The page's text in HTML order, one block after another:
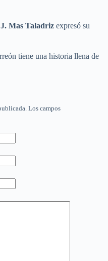
Mas Taladriz expresó su
tiene una historia llena de
Los campos